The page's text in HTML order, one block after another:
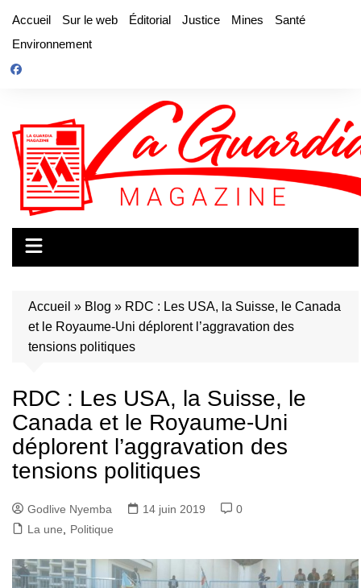
contenu
Accueil Sur le web Éditorial Justice Mines
Santé
Environnement
Accueil » Blog » RDC : Les USA, la Suisse, le Canada
et le Royaume-Uni déplorent l’aggravation des
tensions politiques
RDC : Les USA, la Suisse, le
Canada et le Royaume-Uni
déplorent l’aggravation des
tensions politiques
Godlive Nyemba 14 juin 2019
0
La une
Politique